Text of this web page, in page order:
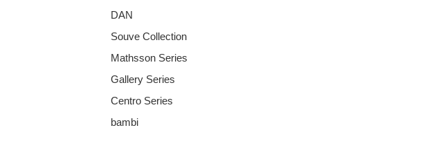
DAN
Souve Collection
Mathsson Series
Gallery Series
Centro Series
bambi